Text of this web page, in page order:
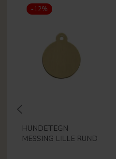
-12%
HUNDETEGN
MESSING LILLE RUND